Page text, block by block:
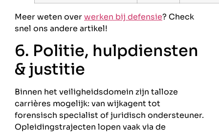
Meer weten overwerken bij defensie? Check
snel ons andere artikel!
6. Politie, hulpdiensten
& justitie
Binnen het veiligheidsdomein zijn talloze
carrières mogelijk: van wijkagent tot
forensisch specialist of juridisch ondersteuner.
Opleidingstrajecten lopen vaak via de